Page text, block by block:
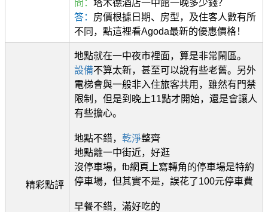
問： 塔木德酒店一中館一晚多少錢？
答： 房價根據日期、房型，及住客人數有所
不同，點這裡看Agoda最新的優惠價格！
精彩點評
地點就在一中夜市裡面，算是非常鬧區。
設備不算太新，甚至可以說有些老舊。另外
電梯會與一般非入住旅客共用，雖然有門禁
限制，但是到晚上11點才開始，還是會讓人
有些擔心。
地點不錯， 乾淨整齊
地點離一中街近，好逛
沒停車場，fb網頁上寫轉角的停車場是特約
停車場，但其實不是，誤花了100元停車費
早餐不錯，滿好吃的